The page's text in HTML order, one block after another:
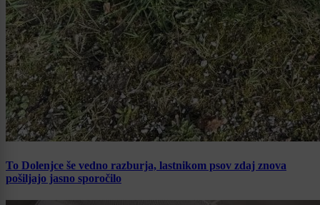
To Dolenjce še vedno razburja, lastnikom psov zdaj znova
pošiljajo jasno sporočilo